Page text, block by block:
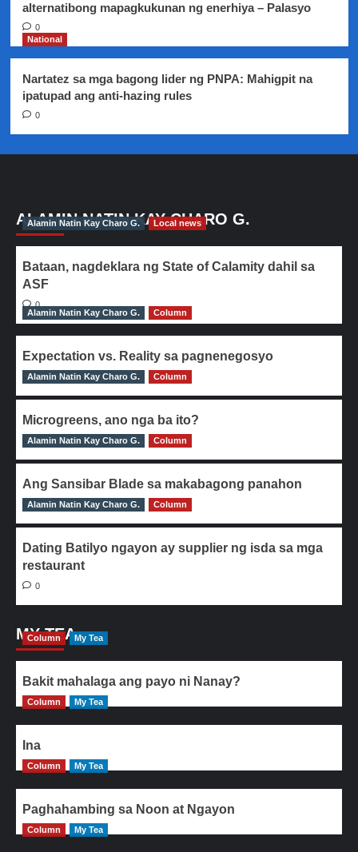
alternatibong mapagkukunan ng enerhiya – Palasyo
0
National
Nartatez sa mga bagong lider ng PNPA: Mahigpit na
ipatupad ang anti-hazing rules
0
ALAMIN NATIN KAY CHARO G.
Alamin Natin Kay Charo G. Local news
Bataan, nagdeklara ng State of Calamity dahil sa
ASF
0
Alamin Natin Kay Charo G.
Column
Expectation vs. Reality sa pagnenegosyo
0
Alamin Natin Kay Charo G. Column
Microgreens, ano nga ba ito?
0
Alamin Natin Kay Charo G. Column
Ang Sansibar Blade sa makabagong panahon
0
Alamin Natin Kay Charo G. Column
Dating Batilyo ngayon ay supplier ng isda sa mga
restaurant
0
MY TEA
Column My Tea
Bakit mahalaga ang payo ni Nanay?
Column My Tea
Ina
Column My Tea
Paghahambing sa Noon at Ngayon
Column My Tea